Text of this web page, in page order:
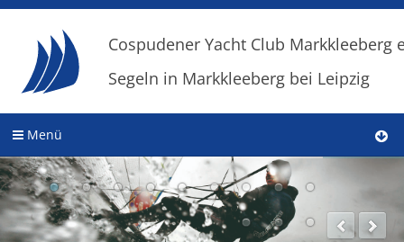
Cospudener Yacht Club Markkleeberg
Segeln in Markkleeberg bei Leipzig
Menü